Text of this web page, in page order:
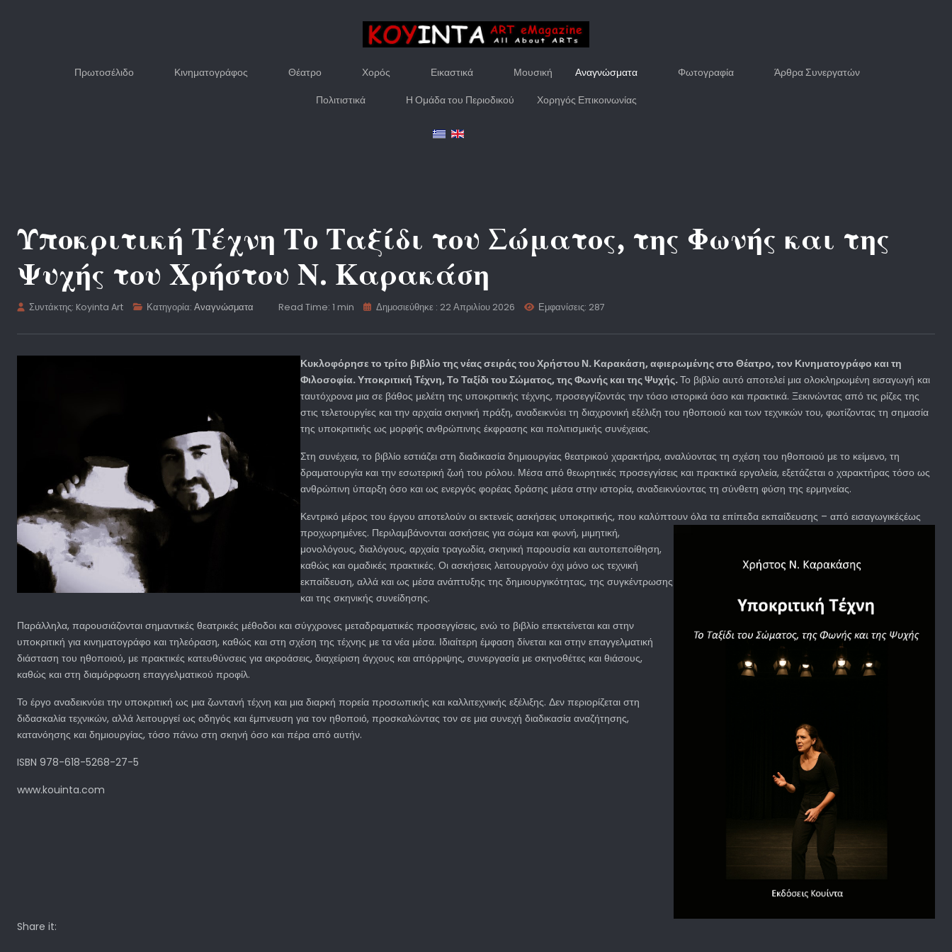
Πρωτοσέλιδο Κινηματογράφος Θέατρο Χορός Εικαστικά Μουσική Αναγνώσματα Φωτογραφία Άρθρα Συνεργατών
Πολιτιστικά Η Ομάδα του Περιοδικού Χορηγός Επικοινωνίας
Υποκριτική Τέχνη Το Ταξίδι του Σώματος, της Φωνής και της
Ψυχής του Χρήστου Ν. Καρακάση
Συντάκτης: Koyinta Art Κατηγορία:Αναγνώσματα Read Time: 1 min Δημοσιεύθηκε : 22 Απριλίου 2026 Εμφανίσεις: 287
Κυκλοφόρησε το τρίτο βιβλίο της νέας σειράς του Χρήστου Ν. Καρακάση, αφιερωμένης στο Θέατρο, τον Κινηματογράφο και τη
Φιλοσοφία. Υποκριτική Τέχνη, Το Ταξίδι του Σώματος, της Φωνής και της Ψυχής.Το βιβλίο αυτό αποτελεί μια ολοκληρωμένη εισαγωγή και
ταυτόχρονα μια σε βάθος μελέτη της υποκριτικής τέχνης, προσεγγίζοντάς την τόσο ιστορικά όσο και πρακτικά. Ξεκινώντας από τις ρίζες της
στις τελετουργίες και την αρχαία σκηνική πράξη, αναδεικνύει τη διαχρονική εξέλιξη του ηθοποιού και των τεχνικών του, φωτίζοντας τη σημασία
της υποκριτικής ως μορφής ανθρώπινης έκφρασης και πολιτισμικής συνέχειας.
Στη συνέχεια, το βιβλίο εστιάζει στη διαδικασία δημιουργίας θεατρικού χαρακτήρα, αναλύοντας τη σχέση του ηθοποιού με το κείμενο, τη
δραματουργία και την εσωτερική ζωή του ρόλου. Μέσα από θεωρητικές προσεγγίσεις και πρακτικά εργαλεία, εξετάζεται ο χαρακτήρας τόσο ως
ανθρώπινη ύπαρξη όσο και ως ενεργός φορέας δράσης μέσα στην ιστορία, αναδεικνύοντας τη σύνθετη φύση της ερμηνείας.
Κεντρικό μέρος του έργου αποτελούν οι εκτενείς ασκήσεις υποκριτικής, που καλύπτουν όλα τα επίπεδα εκπαίδευσης – από εισαγωγικέςέως
προχωρημένες. Περιλαμβάνονται ασκήσεις για σώμα και φωνή, μιμητική,
μονολόγους, διαλόγους, αρχαία τραγωδία, σκηνική παρουσία και αυτοπεποίθηση,
καθώς και ομαδικές πρακτικές. Οι ασκήσεις λειτουργούν όχι μόνο ως τεχνική
εκπαίδευση, αλλά και ως μέσα ανάπτυξης της δημιουργικότητας, της συγκέντρωσης
και της σκηνικής συνείδησης.
Παράλληλα, παρουσιάζονται σημαντικές θεατρικές μέθοδοι και σύγχρονες μεταδραματικές προσεγγίσεις, ενώ το βιβλίο επεκτείνεται και στην
υποκριτική για κινηματογράφο και τηλεόραση, καθώς και στη σχέση της τέχνης με τα νέα μέσα. Ιδιαίτερη έμφαση δίνεται και στην επαγγελματική
διάσταση του ηθοποιού, με πρακτικές κατευθύνσεις για ακροάσεις, διαχείριση άγχους και απόρριψης, συνεργασία με σκηνοθέτες και θιάσους,
καθώς και στη διαμόρφωση επαγγελματικού προφίλ.
Το έργο αναδεικνύει την υποκριτική ως μια ζωντανή τέχνη και μια διαρκή πορεία προσωπικής και καλλιτεχνικής εξέλιξης. Δεν περιορίζεται στη
διδασκαλία τεχνικών, αλλά λειτουργεί ως οδηγός και έμπνευση για τον ηθοποιό, προσκαλώντας τον σε μια συνεχή διαδικασία αναζήτησης,
κατανόησης και δημιουργίας, τόσο πάνω στη σκηνή όσο και πέρα από αυτήν.
ISBN 978-618-5268-27-5
www.kouinta.com
Share it: